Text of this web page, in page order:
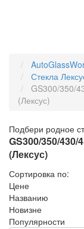
Стекла
GS300/350/
(Лексус)
Подбери родное
GS300/350/430/
(Лексус)
Сортировка по:
Цене
Названию
Новизне
Популярности